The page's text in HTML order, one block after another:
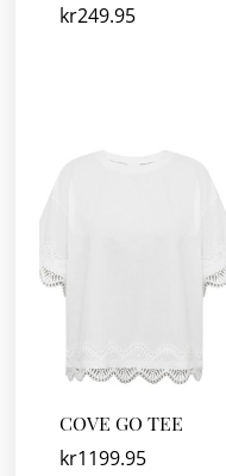
kr249.95
COVE GO TEE
kr1199.95